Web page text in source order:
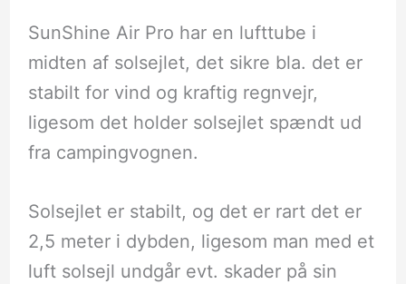
SunShine Air Pro har en lufttube i
midten af solsejlet, det sikre bla. det er
stabilt for vind og kraftig regnvejr,
ligesom det holder solsejlet spændt ud
fra campingvognen.
Solsejlet er stabilt, og det er rart det er
2,5 meter i dybden, ligesom man med et
luft solsejl undgår evt. skader på sin